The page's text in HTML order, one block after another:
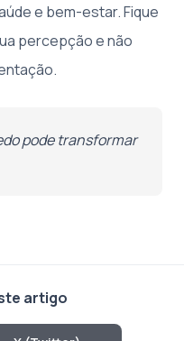
e bem-estar. Fique
percepção e não
pode transformar
artigo